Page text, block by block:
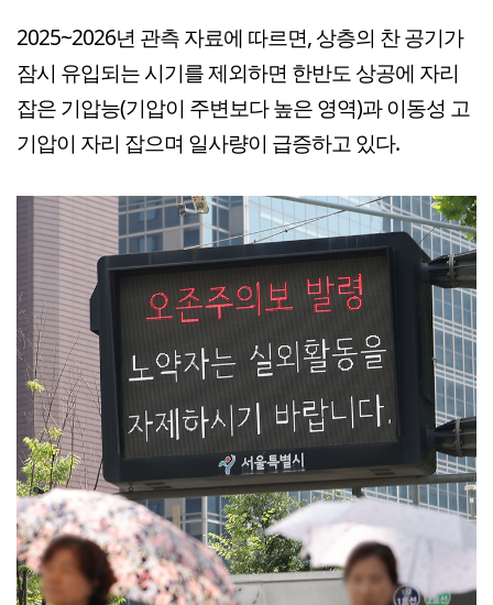
2025~2026년 관측 자료에 따르면, 상층의 찬 공기가
잠시 유입되는 시기를 제외하면 한반도 상공에 자리
잡은 기압능(기압이 주변보다 높은 영역)과 이동성 고
기압이 자리 잡으며 일사량이 급증하고 있다.